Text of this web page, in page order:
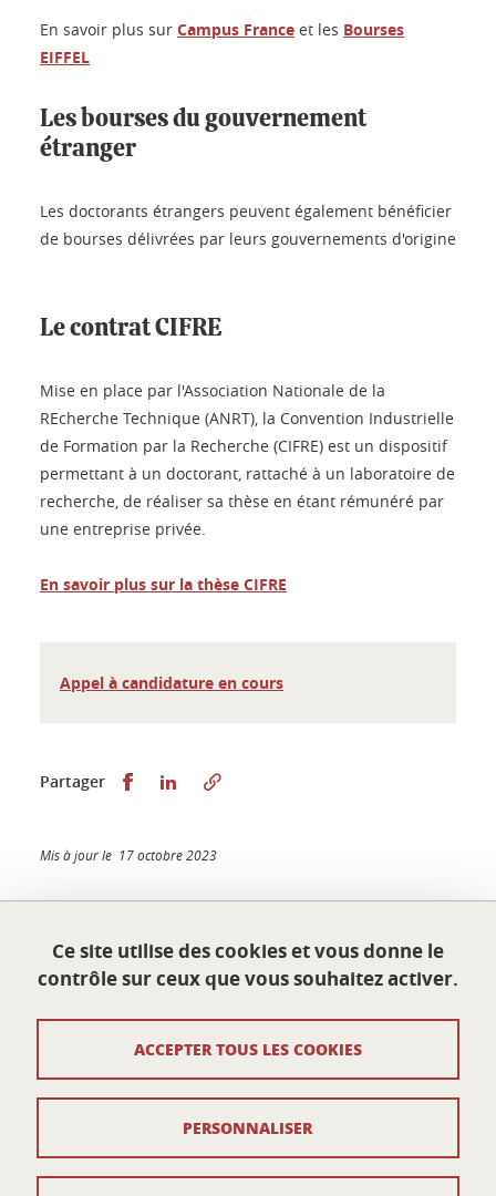
En savoir plus sur Campus France et les Bourses
EIFFEL
Les bourses du gouvernement
étranger
Les doctorants étrangers peuvent également bénéficier
de bourses délivrées par leurs gouvernements d'origine
Le contrat CIFRE
Mise en place par l'Association Nationale de la
REcherche Technique (ANRT), la Convention Industrielle
de Formation par la Recherche (CIFRE) est un dispositif
permettant à un doctorant, rattaché à un laboratoire de
recherche, de réaliser sa thèse en étant rémunéré par
une entreprise privée.
En savoir plus sur la thèse CIFRE
Appel à candidature en cours
Partager Partager sur Facebook
Partager sur LinkedIn
Mis à jour le 17 octobre 2023
École doctorale Sciences économiques
Université Grenoble Alpes
38400 Saint-Martin-d'Hères
France
Ce site utilise des cookies et vous donne le
contrôle sur ceux que vous souhaitez activer.
ACCEPTER TOUS LES COOKIES
PERSONNALISER